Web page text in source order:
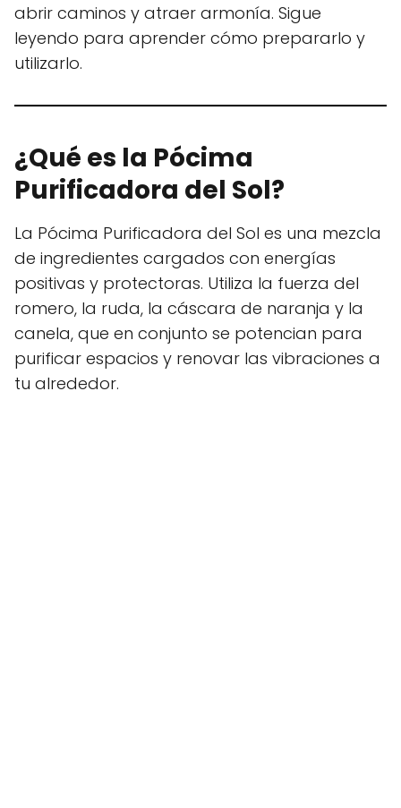
abrir caminos y atraer armonía. Sigue
leyendo para aprender cómo prepararlo y
utilizarlo.
¿Qué es la Pócima
Purificadora del Sol?
La Pócima Purificadora del Sol es una mezcla
de ingredientes cargados con energías
positivas y protectoras. Utiliza la fuerza del
romero, la ruda, la cáscara de naranja y la
canela, que en conjunto se potencian para
purificar espacios y renovar las vibraciones a
tu alrededor.